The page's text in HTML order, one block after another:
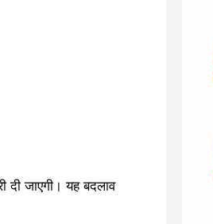
जाएगी। यह बदलाव